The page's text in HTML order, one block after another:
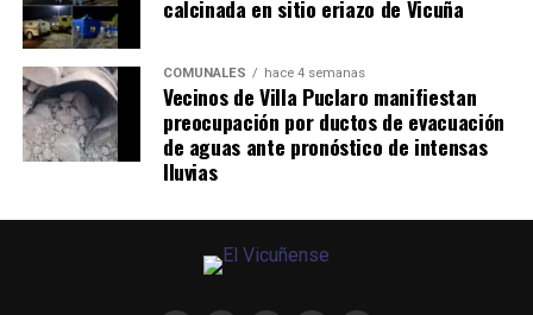
calcinada en sitio eriazo de Vicuña
COMUNALES hace 4 semanas
Vecinos de Villa Puclaro manifiestan
preocupación por ductos de evacuación
de aguas ante pronóstico de intensas
lluvias